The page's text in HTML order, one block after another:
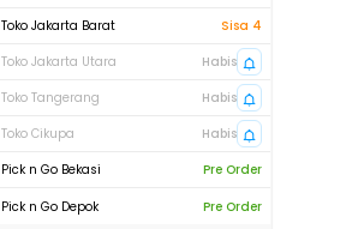
Toko Jakarta Barat
Sisa 4
Toko Jakarta Utara
Habis
Toko Tangerang
Habis
Toko Cikupa
Habis
Pick n Go Bekasi
Pre Order
Pick n Go Depok Pre Order